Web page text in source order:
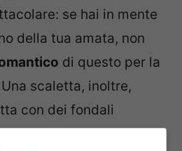
se hai in mente
della tua amata, non
di questo per la
scaletta, inoltre,
con dei fondali